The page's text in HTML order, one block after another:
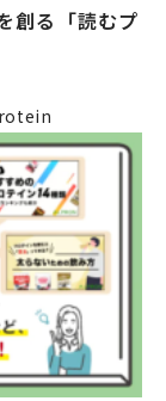
創る「読むプ